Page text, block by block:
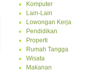
Komputer
Lain-Lain
Lowongan Kerja
Pendidikan
Properti
Rumah Tangga
Wisata
Makanan